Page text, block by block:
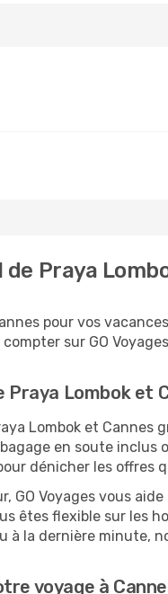
Praya
pour vos
sur GO
Praya Lombok et
Lombok et Cannes
en soute inclus
dénicher les offres
GO Voyages vous
êtes flexible sur les
à la dernière minute,
voyage à